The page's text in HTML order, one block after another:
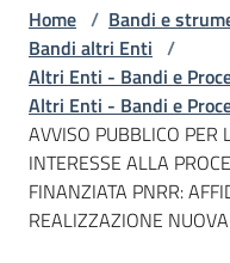
L'Agenzia
Bandi
Home / Bandi e
Bandi altri Enti /
Altri Enti - Bandi e
Altri Enti - Bandi e
AVVISO PUBBLICO PER
INTERESSE ALLA
FINANZIATA PNRR:
REALIZZAZIONE